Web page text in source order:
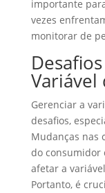
importante
vezes
monitorar de
Variável
Gerenciar a
desafios,
Mudanças nas
do consumidor
afetar a
Portanto, é